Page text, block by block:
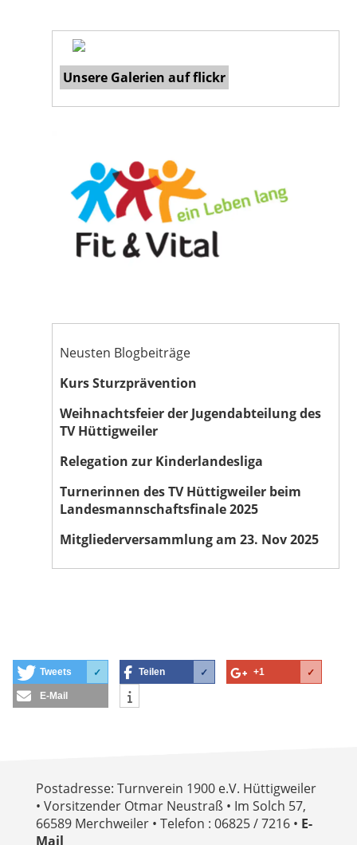
Unsere Galerien auf flickr
Neusten Blogbeiträge
Kurs Sturzprävention
Weihnachtsfeier der Jugendabteilung des
TV Hüttigweiler
Relegation zur Kinderlandesliga
Turnerinnen des TV Hüttigweiler beim
Landesmannschaftsfinale 2025
Mitgliederversammlung am 23. Nov 2025
Tweets ✓ Teilen ✓ +1 ✓
E-Mail
Postadresse: Turnverein 1900 e.V. Hüttigweiler
• Vorsitzender Otmar Neustraß • Im Solch 57,
66589 Merchweiler • Telefon : 06825 / 7216 • E-
Mail